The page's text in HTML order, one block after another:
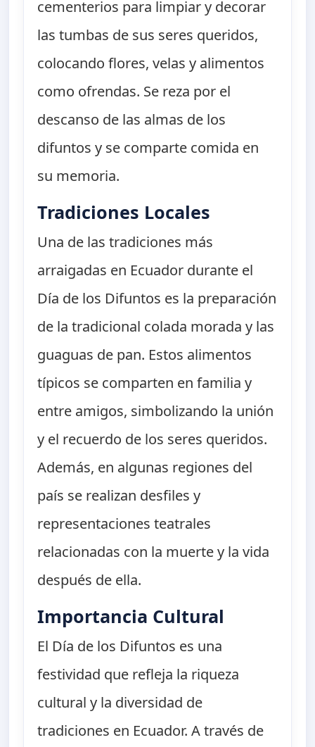
cementerios para limpiar y decorar
las tumbas de sus seres queridos,
colocando flores, velas y alimentos
como ofrendas. Se reza por el
descanso de las almas de los
difuntos y se comparte comida en
su memoria.
Tradiciones Locales
Una de las tradiciones más
arraigadas en Ecuador durante el
Día de los Difuntos es la preparación
de la tradicional colada morada y las
guaguas de pan. Estos alimentos
típicos se comparten en familia y
entre amigos, simbolizando la unión
y el recuerdo de los seres queridos.
Además, en algunas regiones del
país se realizan desfiles y
representaciones teatrales
relacionadas con la muerte y la vida
después de ella.
Importancia Cultural
El Día de los Difuntos es una
festividad que refleja la riqueza
cultural y la diversidad de
tradiciones en Ecuador. A través de